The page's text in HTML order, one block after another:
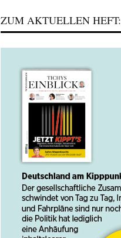
ZUM AKTUELLEN HEFT: